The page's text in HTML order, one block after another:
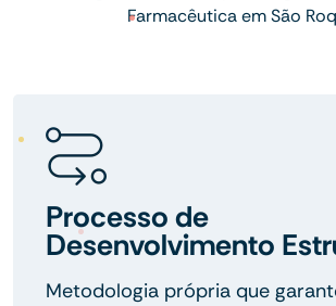
Farmacêutica em São
Processo de
Desenvolvimento
Metodologia própria que